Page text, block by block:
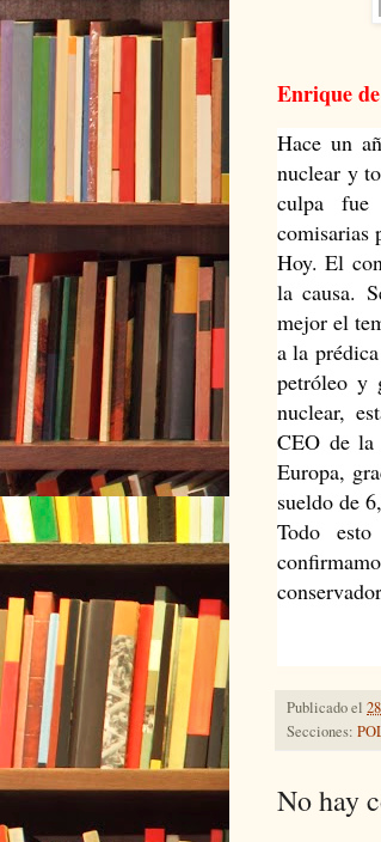
Enrique
Hace un
nuclear y
culpa fue
comisarias
Hoy. El
la causa.
mejor el
a la
petróleo y
nuclear,
CEO de la
Europa,
sueldo de
Todo
Publicado el
Secciones:
No hay